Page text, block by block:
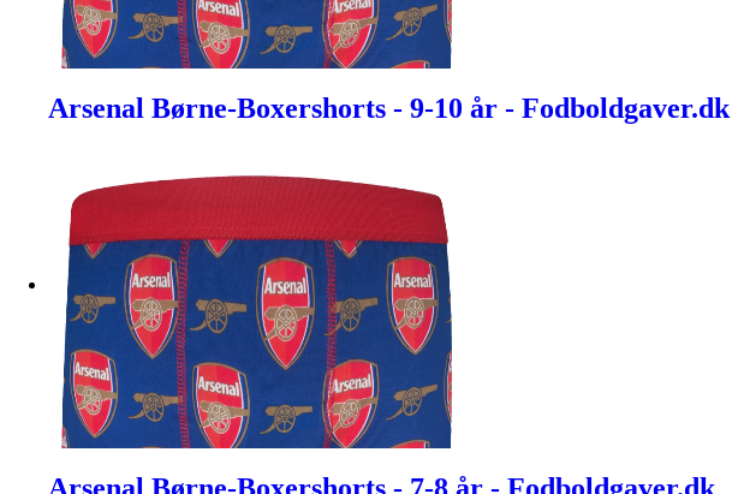
Arsenal Børne-Boxershorts - 9-10 år - Fodboldgaver.dk